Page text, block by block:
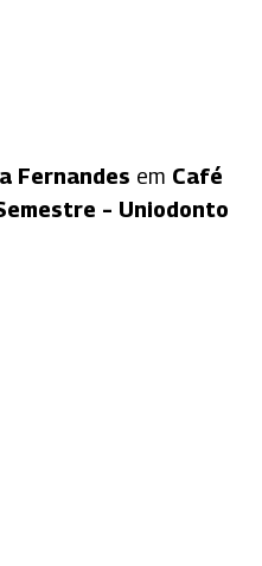
Fernandes em Café
– Uniodonto